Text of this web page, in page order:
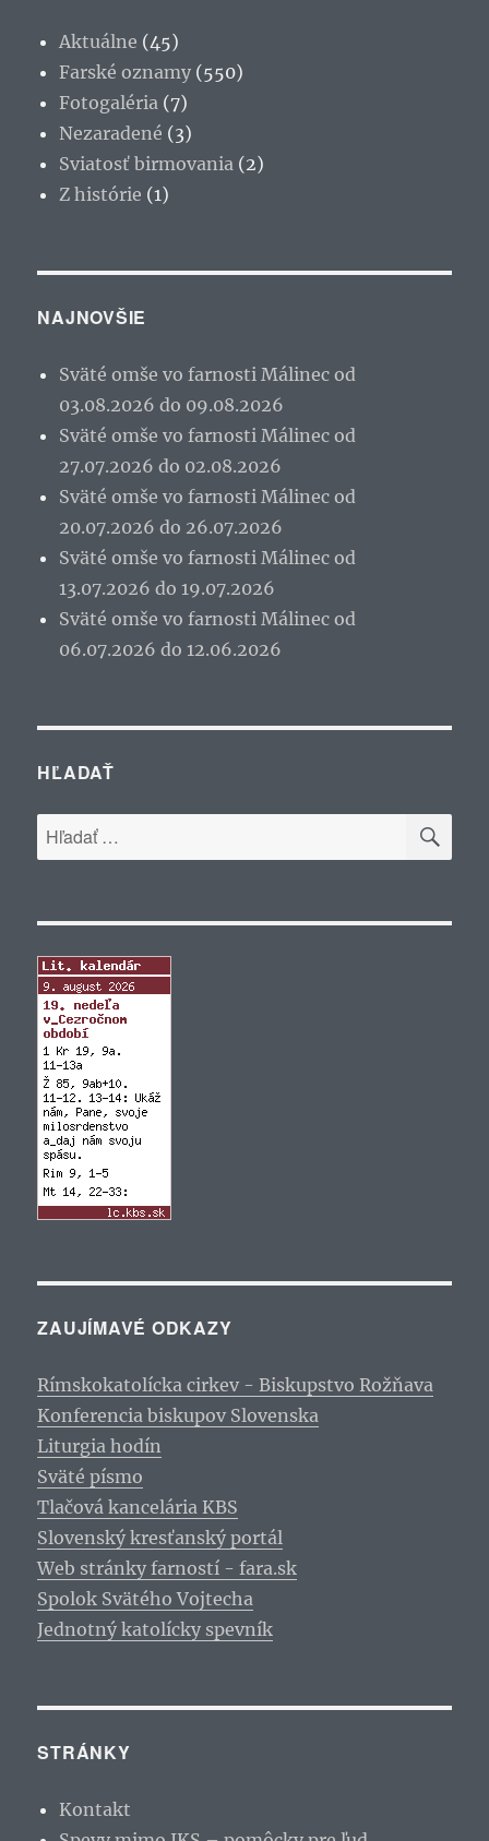
Aktuálne (45)
Farské oznamy (550)
Fotogaléria (7)
Nezaradené (3)
Sviatosť birmovania (2)
Z histórie (1)
NAJNOVŠIE
Sväté omše vo farnosti Málinec od
03.08.2026 do 09.08.2026
Sväté omše vo farnosti Málinec od
27.07.2026 do 02.08.2026
Sväté omše vo farnosti Málinec od
20.07.2026 do 26.07.2026
Sväté omše vo farnosti Málinec od
13.07.2026 do 19.07.2026
Sväté omše vo farnosti Málinec od
06.07.2026 do 12.06.2026
HĽADAŤ
Hľadať:
ZAUJÍMAVÉ ODKAZY
Rímskokatolícka cirkev - Biskupstvo Rožňava
Konferencia biskupov Slovenska
Liturgia hodín
Sväté písmo
Tlačová kancelária KBS
Slovenský kresťanský portál
Web stránky farností - fara.sk
Spolok Svätého Vojtecha
Jednotný katolícky spevník
STRÁNKY
Kontakt